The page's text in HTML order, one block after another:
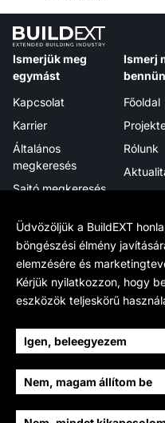
Ismerjük meg
egymást
Kapcsolat
Karrier
Általános
megkeresés
Sajtó megkeresés
Ismerj
Főoldal
Rólunk
Tudj meg többet
Munkamódszerünk
BIM Wikipedia
Történetünk
Üdvözöljük a BuildEXT
böngészési élmény
elemzésére és
Kérjük nyilatkozzon, hogy
eszközök teljeskörű
Igen, beleegyezem
Nem, magam állítom be